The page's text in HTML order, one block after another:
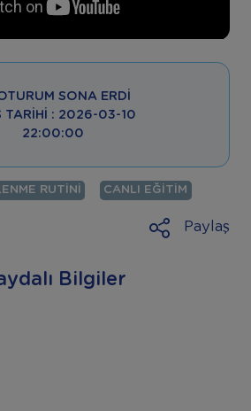
SONA ERDI
TARIHI : 2026-03-10
22:00:00
RUTINI CANLI EĞITIM
Paylaş
Bilgiler